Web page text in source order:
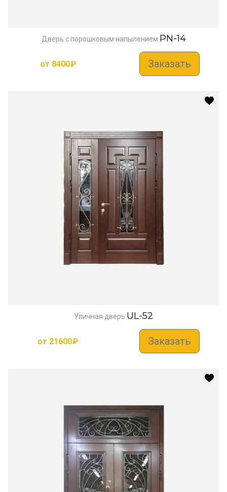
Дверь с порошковым напылением PN-14
от 8400₽ Заказать
Уличная дверь UL-52
от 21600₽ Заказать